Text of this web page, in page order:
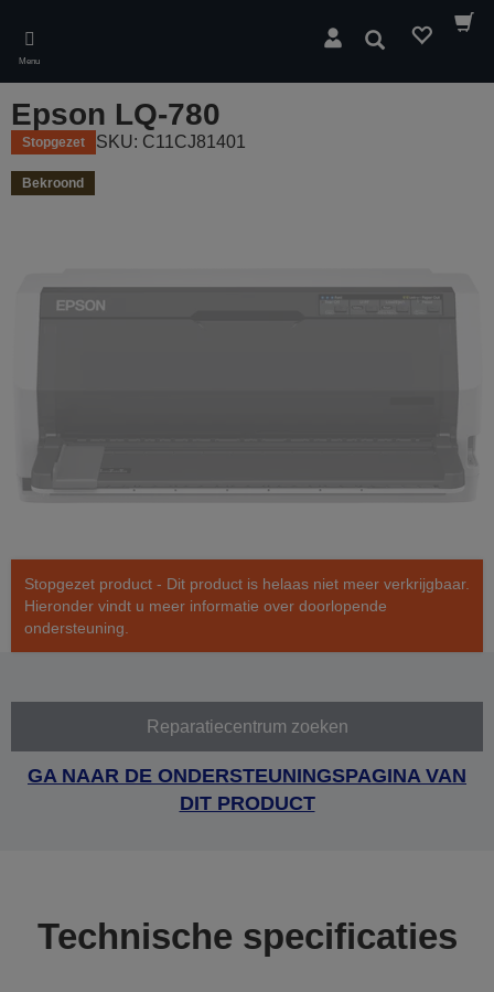
main
content
Menu
Zoeken
Epson LQ-780
Stopgezet SKU: C11CJ81401
Bekroond
Stopgezet product - Dit product is helaas niet meer verkrijgbaar.
Hieronder vindt u meer informatie over doorlopende
ondersteuning.
Reparatiecentrum zoeken
GA NAAR DE ONDERSTEUNINGSPAGINA VAN
DIT PRODUCT
Technische specificaties